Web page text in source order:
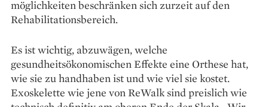
möglichkeiten beschränken sich zurzeit auf den
Rehabilitations­bereich.
Es ist wichtig, abzuwägen, welche
gesundheitsökonomischen Effekte eine Orthese hat,
wie sie zu handhaben ist und wie viel sie kostet.
Exoskelette wie jene von ­ReWalk sind preislich wie